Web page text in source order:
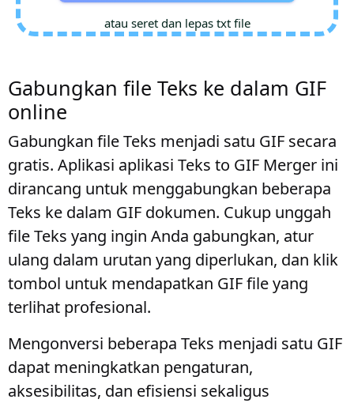
atau seret dan lepas txt file
Gabungkan file Teks ke dalam GIF
online
Gabungkan file Teks menjadi satu GIF secara
gratis. Aplikasi aplikasi Teks to GIF Merger ini
dirancang untuk menggabungkan beberapa
Teks ke dalam GIF dokumen. Cukup unggah
file Teks yang ingin Anda gabungkan, atur
ulang dalam urutan yang diperlukan, dan klik
tombol untuk mendapatkan GIF file yang
terlihat profesional.
Mengonversi beberapa Teks menjadi satu GIF
dapat meningkatkan pengaturan,
aksesibilitas, dan efisiensi sekaligus